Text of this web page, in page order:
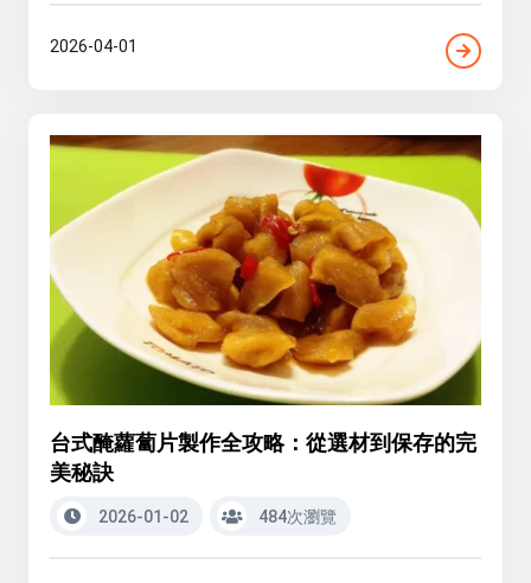
2026-04-01
台式醃蘿蔔片製作全攻略：從選材到保存的完
美秘訣
2026-01-02 484次瀏覽